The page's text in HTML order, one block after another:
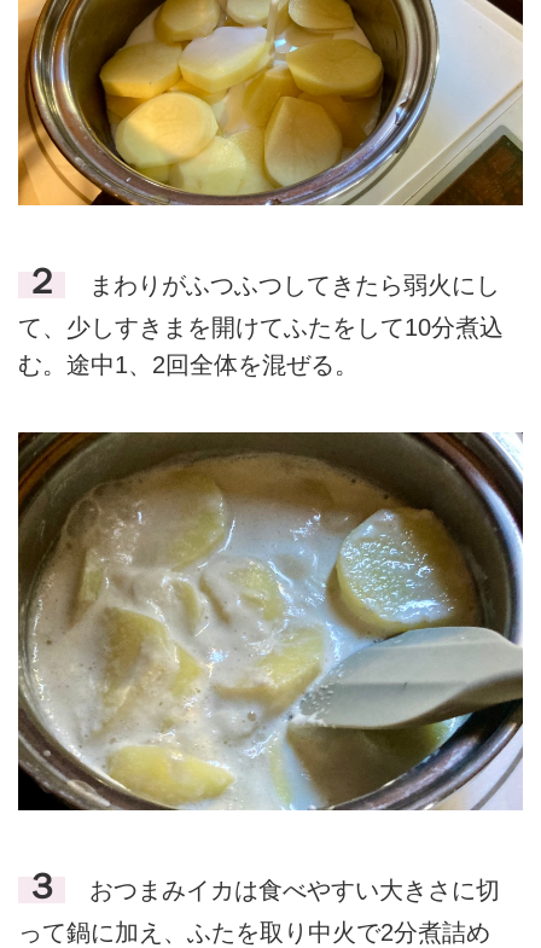
２
まわりがふつふつしてきたら弱火にし
て、少しすきまを開けてふたをして10分煮込
む。途中1、2回全体を混ぜる。
３
おつまみイカは食べやすい大きさに切
って鍋に加え、ふたを取り中火で2分煮詰め